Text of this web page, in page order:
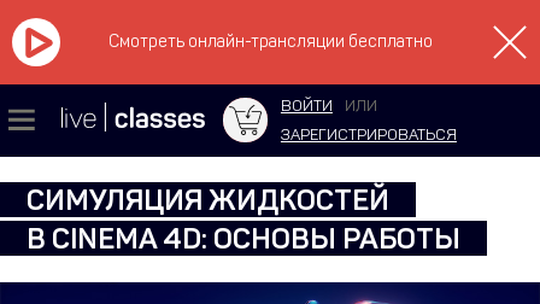
Смотреть онлайн-трансляции бесплатно
ВОЙТИ
ИЛИ
ЗАРЕГИСТРИРОВАТЬСЯ
СИМУЛЯЦИЯ ЖИДКОСТЕЙ
В CINEMA 4D: ОСНОВЫ РАБОТЫ